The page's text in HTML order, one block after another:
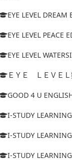
EYE LEVEL DREAM
EYE LEVEL PEACE
EYE LEVEL
ＥＹＥ ＬＥＶＥＬ
GOOD 4 U
I-STUDY
I-STUDY
I-STUDY